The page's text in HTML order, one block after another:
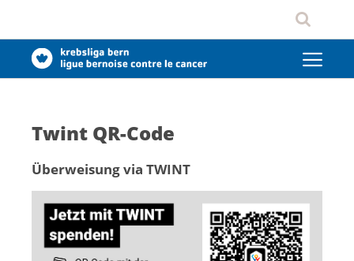
Twint QR-Code
Überweisung via TWINT